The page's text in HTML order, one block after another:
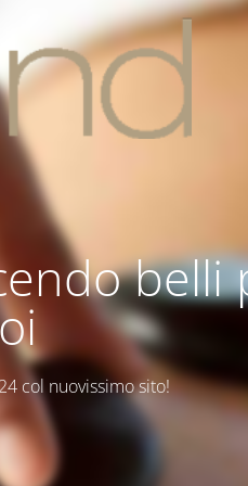
belli
col nuovissimo sito!